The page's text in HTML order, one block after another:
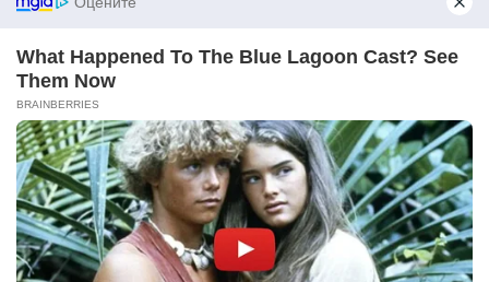
построили убежище над источником,